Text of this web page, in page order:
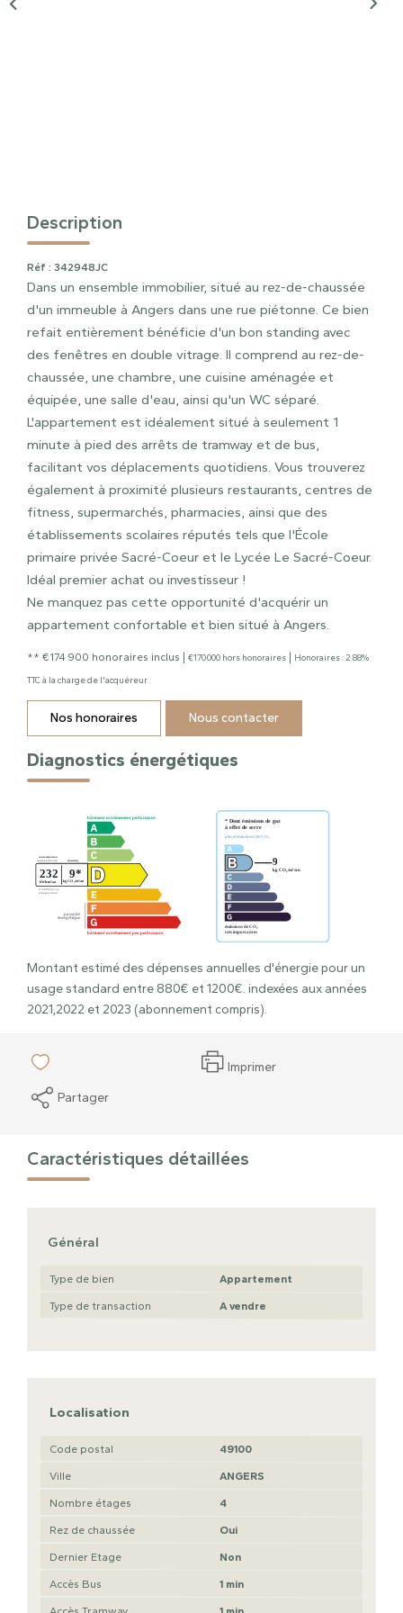
Description
Réf : 342948JC
Dans un ensemble immobilier, situé au rez-de-chaussée
d'un immeuble à Angers dans une rue piétonne. Ce bien
refait entièrement bénéficie d'un bon standing avec
des fenêtres en double vitrage. Il comprend au rez-de-
chaussée, une chambre, une cuisine aménagée et
équipée, une salle d'eau, ainsi qu'un WC séparé.
L'appartement est idéalement situé à seulement 1
minute à pied des arrêts de tramway et de bus,
facilitant vos déplacements quotidiens. Vous trouverez
également à proximité plusieurs restaurants, centres de
fitness, supermarchés, pharmacies, ainsi que des
établissements scolaires réputés tels que l'École
primaire privée Sacré-Coeur et le Lycée Le Sacré-Coeur.
Idéal premier achat ou investisseur !
Ne manquez pas cette opportunité d'acquérir un
appartement confortable et bien situé à Angers.
** €174 900 honoraires inclus | €170 000 hors honoraires | Honoraires : 2.88%
TTC à la charge de l'acquéreur
Nos honoraires Nous contacter
Diagnostics énergétiques
Montant estimé des dépenses annuelles d'énergie pour un
usage standard entre 880€ et 1200€. indexées aux années
2021,2022 et 2023 (abonnement compris).
Imprimer
Partager
Caractéristiques détaillées
Général
Type de bien Appartement
Type de transaction A vendre
Localisation
Code postal 49100
Ville ANGERS
Nombre étages 4
Rez de chaussée Oui
Dernier Etage Non
Accès Bus 1 min